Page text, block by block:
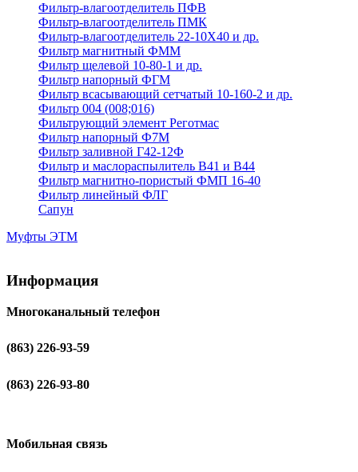
Фильтр-влагоотделитель ПФВ
Фильтр-влагоотделитель ПМК
Фильтр-влагоотделитель 22-10Х40 и др.
Фильтр магнитный ФММ
Фильтр щелевой 10-80-1 и др.
Фильтр напорный ФГМ
Фильтр всасывающий сетчатый 10-160-2 и др.
Фильтр 004 (008;016)
Фильтрующий элемент Реготмас
Фильтр напорный Ф7М
Фильтр заливной Г42-12Ф
Фильтр и маслораспылитель В41 и В44
Фильтр магнитно-пористый ФМП 16-40
Фильтр линейный ФЛГ
Сапун
Муфты ЭТМ
Информация
Многоканальный телефон
(863) 226-93-59
(863) 226-93-80
Мобильная связь